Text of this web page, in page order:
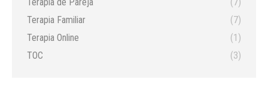
Terapia Familiar
(7)
Terapia Online
(1)
TOC
(3)